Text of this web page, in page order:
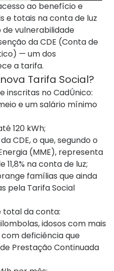
ao benefício e
e totais na conta de luz
vulnerabilidade
da CDE (Conta de
— um dos
a tarifa.
Tarifa Social?
inscritas no CadÚnico:
e um salário mínimo
120 kWh;
CDE, o que, segundo o
(MME), representa
na conta de luz;
famílias que ainda
pela Tarifa Social
total da conta:
idosos com mais
deficiência que
Prestação Continuada